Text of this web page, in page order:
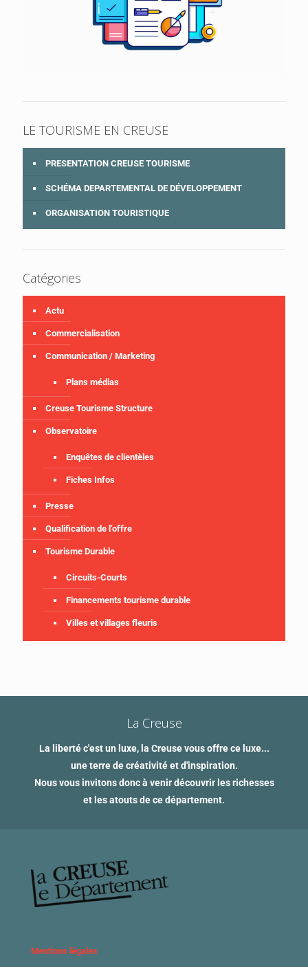
LE TOURISME EN CREUSE
PRESENTATION CREUSE TOURISME
SCHÉMA DEPARTEMENTAL DE DÉVELOPPEMENT
ORGANISATION TOURISTIQUE
Catégories
Actu
Commercialisation
Communication / Marketing
Plans médias
Creuse Tourisme Structure
Observatoire
Enquêtes de clientèles
Fiches Infos
Presse
Qualification de l’offre
Tourisme Durable
Circuits-Courts
Financements tourisme durable
Villes et villages fleuris
La Creuse
La liberté c'est un luxe, la Creuse vous offre ce luxe...
une terre de créativité et d'inspiration.
Nous vous invitons donc à venir découvrir les richesses
et les atouts de ce département.
Mentions légales